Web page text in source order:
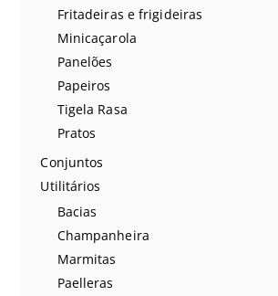
Fritadeiras e frigideiras
Minicaçarola
Panelões
Papeiros
Tigela Rasa
Pratos
Conjuntos
Utilitários
Bacias
Champanheira
Marmitas
Paelleras